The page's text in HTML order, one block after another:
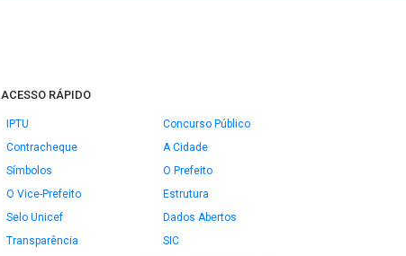
ACESSO RÁPIDO
IPTU
Concurso Público
Contracheque
A Cidade
Símbolos
O Prefeito
O Vice-Prefeito
Estrutura
Selo Unicef
Dados Abertos
Transparência
SIC